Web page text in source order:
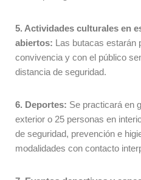
5. Actividades culturales en
abiertos: Las butacas estarán
convivencia y con el público
distancia de seguridad.
6. Deportes: Se practicará en
exterior o 25 personas en
de seguridad, prevención e
modalidades con contacto